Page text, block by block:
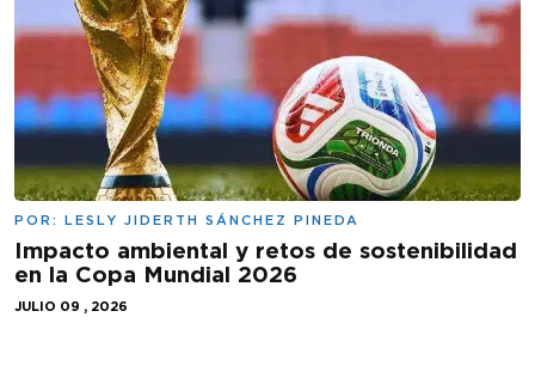
POR: LESLY JIDERTH SÁNCHEZ PINEDA
Impacto ambiental y retos de sostenibilidad
en la Copa Mundial 2026
JULIO 09 , 2026